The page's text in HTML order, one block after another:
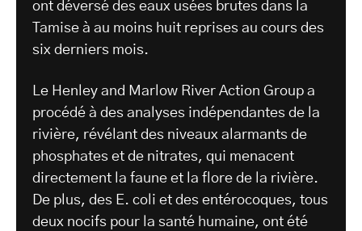
ont déversé des eaux usées brutes dans la
Tamise à au moins huit reprises au cours des
six derniers mois.
Le Henley and Marlow River Action Group a
procédé à des analyses indépendantes de la
rivière, révélant des niveaux alarmants de
phosphates et de nitrates, qui menacent
directement la faune et la flore de la rivière.
De plus, des E. coli et des entérocoques, tous
deux nocifs pour la santé humaine, ont été